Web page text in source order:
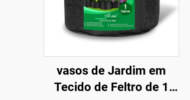
vasos de Jardim em
Tecido de Feltro de 1